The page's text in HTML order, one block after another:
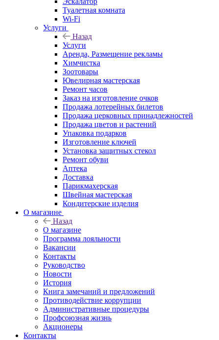
Туалетная комната
Wi-Fi
Услуги
Назад
Услуги
Аренда, Размещение рекламы
Химчистка
Зоотовары
Ювелирная мастерская
Ремонт часов
Заказ на изготовление очков
Продажа лотерейных билетов
Продажа церковных принадлежностей
Продажа цветов и растений
Упаковка подарков
Изготовление ключей
Установка защитных стекол
Ремонт обуви
Аптека
Доставка
Парикмахерская
Швейная мастерская
Кондитерские изделия
О магазине
Назад
О магазине
Программа лояльности
Вакансии
Контакты
Руководство
Новости
История
Книга замечаний и предложений
Противодействие коррупции
Административные процедуры
Профсоюзная жизнь
Акционеры
Контакты